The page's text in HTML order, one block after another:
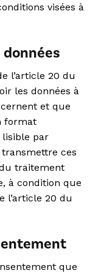
visées à
l’article 20 du
les données à
et que
format
par
ces
traitement
à condition que
l’article 20 du
que